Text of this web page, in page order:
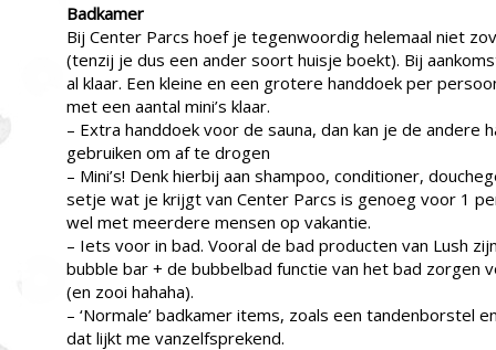
Badkamer
Bij Center Parcs hoef je tegenwoordig helemaal niet
(tenzij je dus een ander soort huisje boekt). Bij
al klaar. Een kleine en een grotere handdoek per
met een aantal mini’s klaar.
– Extra handdoek voor de sauna, dan kan je de andere
gebruiken om af te drogen
– Mini’s! Denk hierbij aan shampoo, conditioner,
setje wat je krijgt van Center Parcs is genoeg voor 1
wel met meerdere mensen op vakantie.
– Iets voor in bad. Vooral de bad producten van Lush
bubble bar + de bubbelbad functie van het bad zorgen
(en zooi hahaha).
– ‘Normale’ badkamer items, zoals een tandenborstel
dat lijkt me vanzelfsprekend.